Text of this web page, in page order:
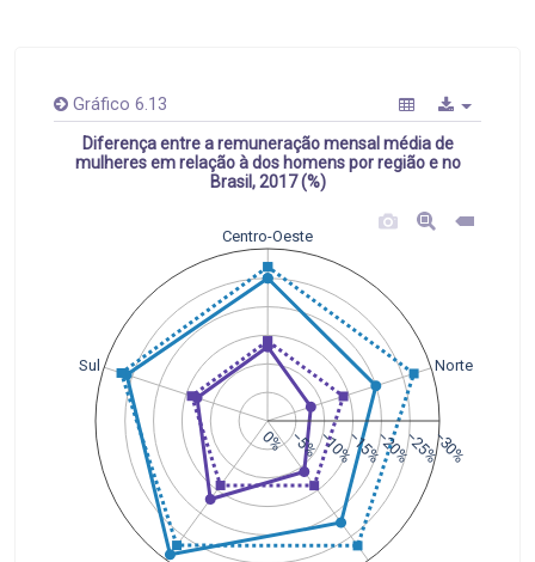
Gráfico 6.13
Diferença entre a remuneração mensal média de
mulheres em relação à dos homens por região e no
Brasil, 2017 (%)
Centro-Oeste
Sul Norte
0%−5%−10%−15%−20%−25%−30%